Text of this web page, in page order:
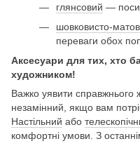
глянсовий —
шовковисто-
переваги обох
Аксесуари для тих, хто
художником!
Важко уявити справжнього
незамінний, якщо вам
Настільний або
комфортні умови. З